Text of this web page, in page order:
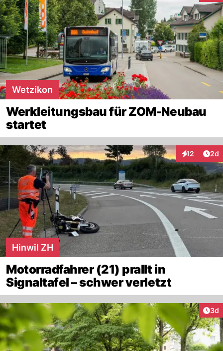
Wetzikon
Werkleitungsbau für ZOM-Neubau
startet
12
Interaktionen
2d
Hinwil ZH
Motorradfahrer (21) prallt in
Signaltafel – schwer verletzt
3d